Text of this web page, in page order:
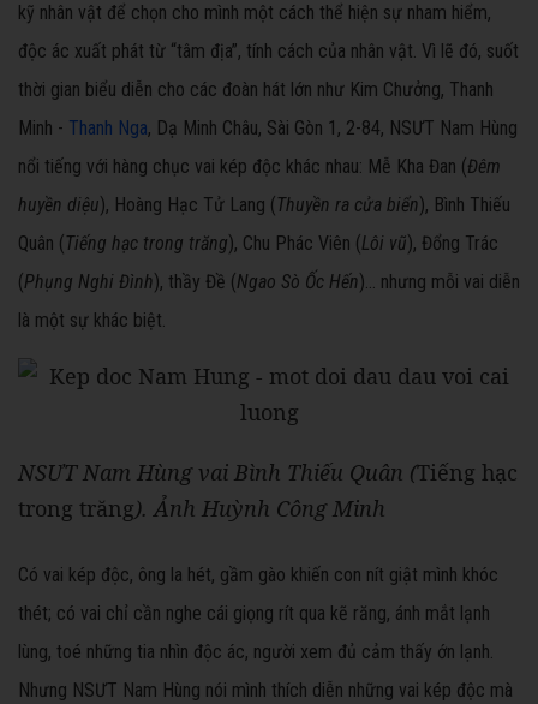
kỹ nhân vật để chọn cho mình một cách thể hiện sự nham hiểm,
độc ác xuất phát từ “tâm địa”, tính cách của nhân vật. Vì lẽ đó, suốt
thời gian biểu diễn cho các đoàn hát lớn như Kim Chưởng, Thanh
Minh - Thanh Nga, Dạ Minh Châu, Sài Gòn 1, 2-84, NSƯT Nam Hùng
nổi tiếng với hàng chục vai kép độc khác nhau: Mễ Kha Đan (Đêm
huyền diệu), Hoàng Hạc Tử Lang (Thuyền ra cửa biển), Bình Thiếu
Quân (Tiếng hạc trong trăng), Chu Phác Viên (Lôi vũ), Đổng Trác
(Phụng Nghi Đình), thầy Đề (Ngao Sò Ốc Hến)… nhưng mỗi vai diễn
là một sự khác biệt.
NSƯT Nam Hùng vai Bình Thiếu Quân (Tiếng hạc
trong trăng). Ảnh Huỳnh Công Minh
Có vai kép độc, ông la hét, gầm gào khiến con nít giật mình khóc
thét; có vai chỉ cần nghe cái giọng rít qua kẽ răng, ánh mắt lạnh
lùng, toé những tia nhìn độc ác, người xem đủ cảm thấy ớn lạnh.
Nhưng NSƯT Nam Hùng nói mình thích diễn những vai kép độc mà